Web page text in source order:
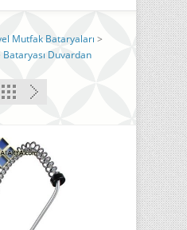
Mutfak Bataryaları >
Duvardan